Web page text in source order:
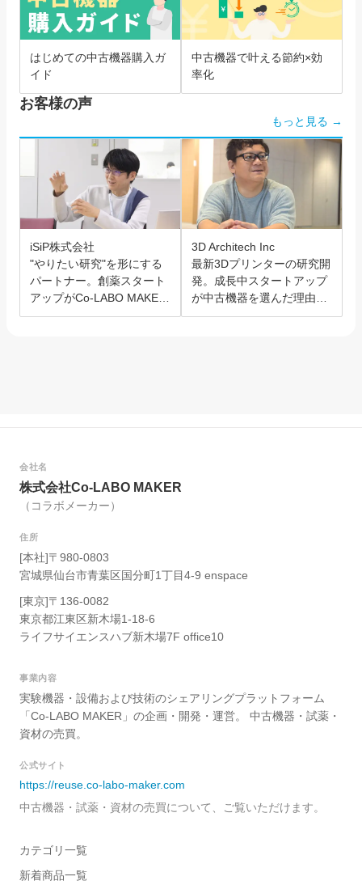
はじめての中古機器購入ガ
イド
中古機器で叶える節約×効
率化
お客様の声
もっと見る →
iSiP株式会社
"やりたい研究"を形にする
パートナー。創薬スタート
アップがCo-LABO MAKER
を選んだ理由。
3D Architech Inc
最新3Dプリンターの研究開
発。成長中スタートアップ
が中古機器を選んだ理由と
は？
会社名
株式会社Co-LABO MAKER
（コラボメーカー）
住所
[本社]〒980-0803
宮城県仙台市青葉区国分町1丁目4-9 enspace
[東京]〒136-0082
東京都江東区新木場1-18-6
ライフサイエンスハブ新木場7F office10
事業内容
実験機器・設備および技術のシェアリングプラットフォーム
「Co-LABO MAKER」の企画・開発・運営。 中古機器・試薬・
資材の売買。
公式サイト
https://reuse.co-labo-maker.com
中古機器・試薬・資材の売買について、ご覧いただけます。
カテゴリ一覧
新着商品一覧